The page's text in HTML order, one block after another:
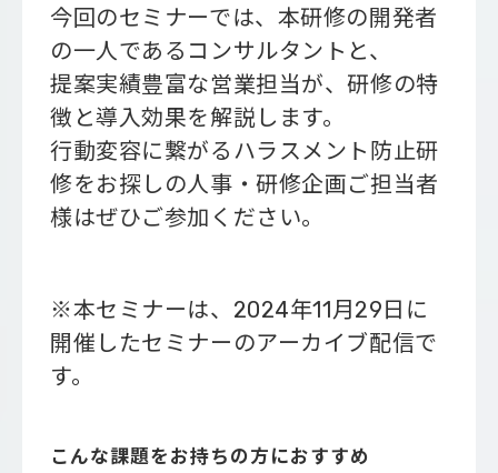
今回のセミナーでは、本研修の開発者
の一人であるコンサルタントと、
提案実績豊富な営業担当が、研修の特
徴と導入効果を解説します。
行動変容に繋がるハラスメント防止研
修をお探しの人事・研修企画ご担当者
様はぜひご参加ください。
※本セミナーは、2024年11月29日に
開催したセミナーのアーカイブ配信で
す。
こんな課題をお持ちの方におすすめ